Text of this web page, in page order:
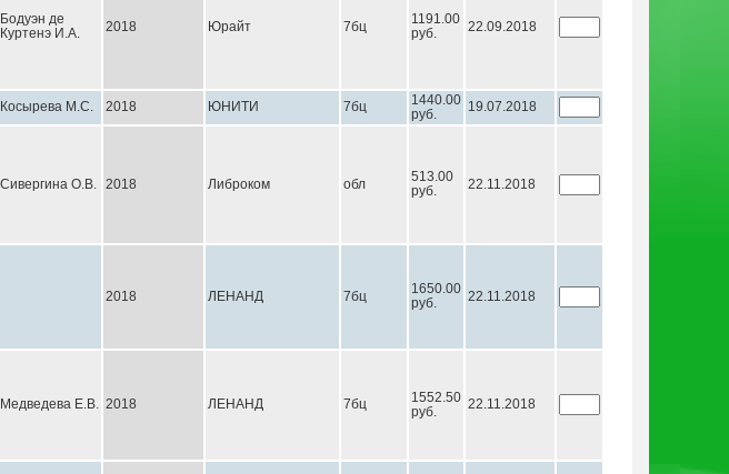
Бодуэн де
Куртенэ И.А.
2018 Юрайт 7бц
1191.00
руб.
22.09.2018
Косырева М.С. 2018 ЮНИТИ 7бц
1440.00
руб.
19.07.2018
Сивергина О.В. 2018 Либроком обл
513.00
руб.
22.11.2018
2018 ЛЕНАНД 7бц
1650.00
руб.
22.11.2018
Медведева Е.В. 2018 ЛЕНАНД 7бц
1552.50
руб.
22.11.2018